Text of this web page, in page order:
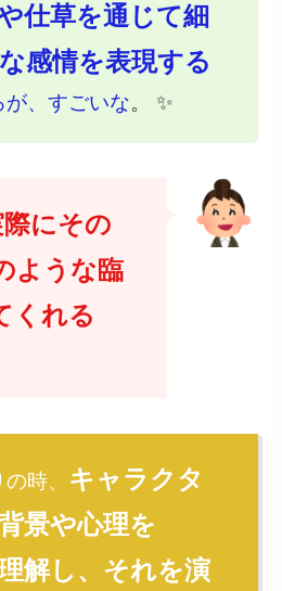
仕草を通じて細
感情を表現する
が、すごいな。 ✨
際にその
ような臨
くれる
時、 キャラクタ
景や心理を
解し、それを演